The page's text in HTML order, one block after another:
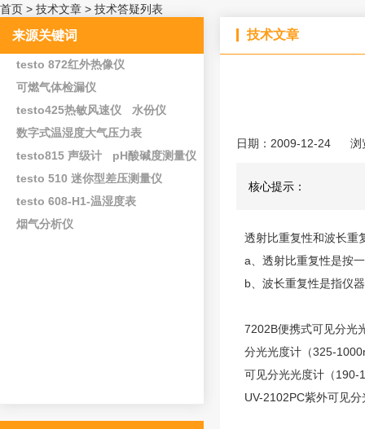
首页 > 技术文章 > 技术答疑列表
来源关键词
testo 872红外热像仪
可燃气体检漏仪
testo425热敏风速仪
水份仪
数字式温湿度大气压力表
testo815 声级计
pH酸碱度测量仪
testo 510 迷你型差压测量仪
testo 608-H1-温湿度表
烟气分析仪
技术文章
日期：2009-12-24 浏
核心提示：
透射比重复性和波长重
a、透射比重复性是按
b、波长重复性是指仪
7202B便携式可见分光
分光光度计 （325-
可见分光光度计 （
UV-2102PC紫外可见